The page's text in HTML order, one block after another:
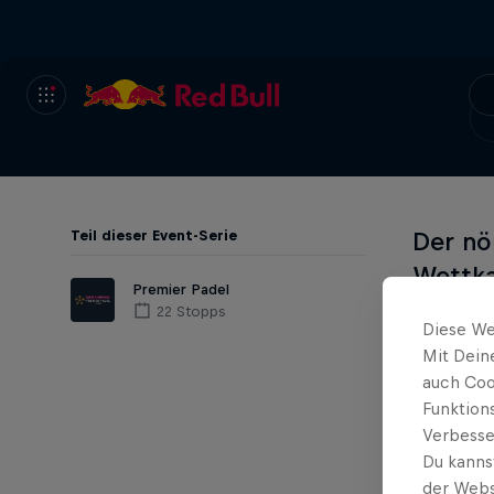
Teil dieser Event-Serie
Premier Padel
22 Stopps
Der
Diese
Mit
auch
Du
der